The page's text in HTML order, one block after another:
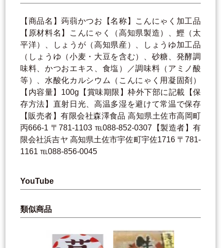
【商品名】蒟蒻かつお【名称】こんにゃく加工品
【原材料名】こんにゃく（高知県製造）、鰹（太
平洋）、しょうが（高知県産）、しょうゆ加工品
（しょうゆ（小麦・大豆を含む）、砂糖、発酵調
味料、かつおエキス、食塩）／調味料（アミノ酸
等）、水酸化カルシウム（こんにゃく用凝固剤）
【内容量】100g【賞味期限】枠外下部に記載【保
存方法】直射日光、高温多湿を避けて常温で保存
【販売者】有限会社森澤食品 高知県土佐市高岡町
丙666-1 〒781-1103 ℡088-852-0307【製造者】有
限会社浜吉ヤ 高知県土佐市宇佐町宇佐1716 〒781-
1161 ℡088-856-0045
YouTube
類似商品